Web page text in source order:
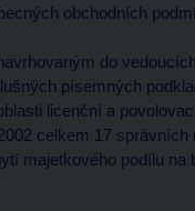
obchodních
do
písemných
licenční a
celkem 17
majetkového podílu